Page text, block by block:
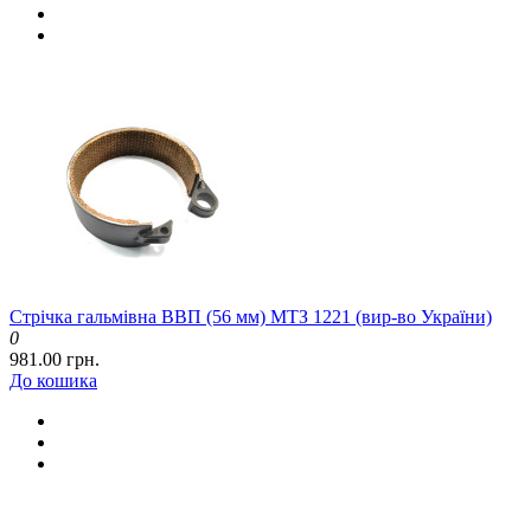
Стрічка гальмівна ВВП (56 мм) МТЗ 1221 (вир-во України)
0
981.00 грн.
До кошика